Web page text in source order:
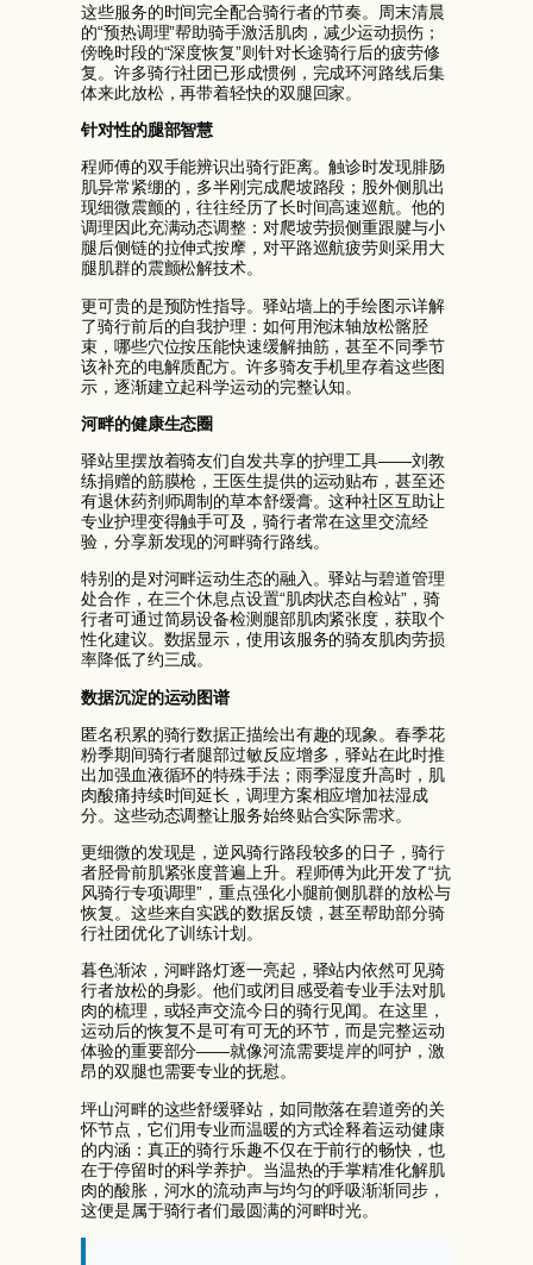
这些服务的时间完全配合骑行者的节奏。周末清晨
的“预热调理”帮助骑手激活肌肉，减少运动损伤；
傍晚时段的“深度恢复”则针对长途骑行后的疲劳修
复。许多骑行社团已形成惯例，完成环河路线后集
体来此放松，再带着轻快的双腿回家。
针对性的腿部智慧
程师傅的双手能辨识出骑行距离。触诊时发现腓肠
肌异常紧绷的，多半刚完成爬坡路段；股外侧肌出
现细微震颤的，往往经历了长时间高速巡航。他的
调理因此充满动态调整：对爬坡劳损侧重跟腱与小
腿后侧链的拉伸式按摩，对平路巡航疲劳则采用大
腿肌群的震颤松解技术。
更可贵的是预防性指导。驿站墙上的手绘图示详解
了骑行前后的自我护理：如何用泡沫轴放松髂胫
束，哪些穴位按压能快速缓解抽筋，甚至不同季节
该补充的电解质配方。许多骑友手机里存着这些图
示，逐渐建立起科学运动的完整认知。
河畔的健康生态圈
驿站里摆放着骑友们自发共享的护理工具——刘教
练捐赠的筋膜枪，王医生提供的运动贴布，甚至还
有退休药剂师调制的草本舒缓膏。这种社区互助让
专业护理变得触手可及，骑行者常在这里交流经
验，分享新发现的河畔骑行路线。
特别的是对河畔运动生态的融入。驿站与碧道管理
处合作，在三个休息点设置“肌肉状态自检站”，骑
行者可通过简易设备检测腿部肌肉紧张度，获取个
性化建议。数据显示，使用该服务的骑友肌肉劳损
率降低了约三成。
数据沉淀的运动图谱
匿名积累的骑行数据正描绘出有趣的现象。春季花
粉季期间骑行者腿部过敏反应增多，驿站在此时推
出加强血液循环的特殊手法；雨季湿度升高时，肌
肉酸痛持续时间延长，调理方案相应增加祛湿成
分。这些动态调整让服务始终贴合实际需求。
更细微的发现是，逆风骑行路段较多的日子，骑行
者胫骨前肌紧张度普遍上升。程师傅为此开发了“抗
风骑行专项调理”，重点强化小腿前侧肌群的放松与
恢复。这些来自实践的数据反馈，甚至帮助部分骑
行社团优化了训练计划。
暮色渐浓，河畔路灯逐一亮起，驿站内依然可见骑
行者放松的身影。他们或闭目感受着专业手法对肌
肉的梳理，或轻声交流今日的骑行见闻。在这里，
运动后的恢复不是可有可无的环节，而是完整运动
体验的重要部分——就像河流需要堤岸的呵护，激
昂的双腿也需要专业的抚慰。
坪山河畔的这些舒缓驿站，如同散落在碧道旁的关
怀节点，它们用专业而温暖的方式诠释着运动健康
的内涵：真正的骑行乐趣不仅在于前行的畅快，也
在于停留时的科学养护。当温热的手掌精准化解肌
肉的酸胀，河水的流动声与均匀的呼吸渐渐同步，
这便是属于骑行者们最圆满的河畔时光。